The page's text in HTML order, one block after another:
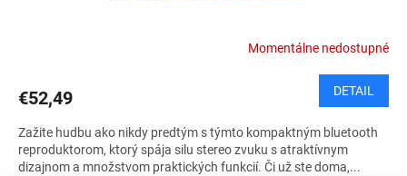
Momentálne nedostupné
€52,49 DETAIL
Zažite hudbu ako nikdy predtým s týmto kompaktným bluetooth
reproduktorom, ktorý spája silu stereo zvuku s atraktívnym
dizajnom a množstvom praktických funkcií. Či už ste doma,...